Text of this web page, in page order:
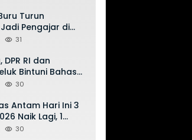
Turun
Pengajar di
Kesadaran
31
RI dan
Bintuni Bahas
BBM dan
30
Antam Hari Ini 3
Naik Lagi, 1
Rp 2,61 Juta
30